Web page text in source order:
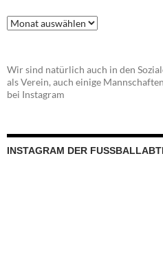
Beitragsarchiv
Wir sind natürlich auch in den
als Verein, auch einige
bei Instagram
INSTAGRAM DER